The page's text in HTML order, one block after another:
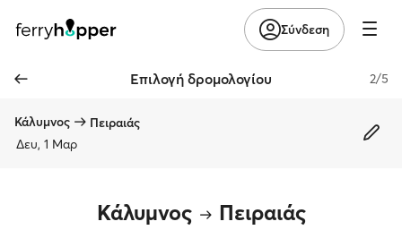
Σύνδεση
Επιλογή δρομολογίου 2/5
Κάλυμνος
Πειραιάς
Δευ, 1 Μαρ
Κάλυμνος Πειραιάς